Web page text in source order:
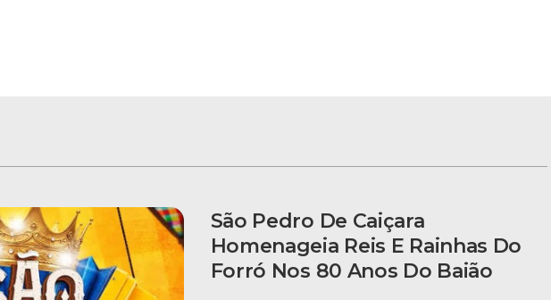
São Pedro De Caiçara
Homenageia Reis E Rainhas Do
Forró Nos 80 Anos Do Baião